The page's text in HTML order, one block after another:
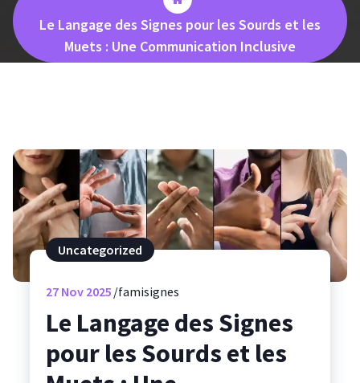
Le Langage des Signes pour les Sourds et les
Muets : Une Communication Inclusive
Uncategorized
27Nov 2025 famisignes
Le Langage des Signes
pour les Sourds et les